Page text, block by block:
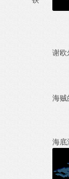
谢欧
海贼
海底